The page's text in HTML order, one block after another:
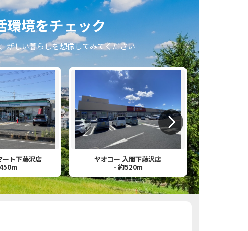
環境をチェック
新しい暮らしを想像してみてください
ト下藤沢店
ヤオコー 入間下藤沢店
- 約520m